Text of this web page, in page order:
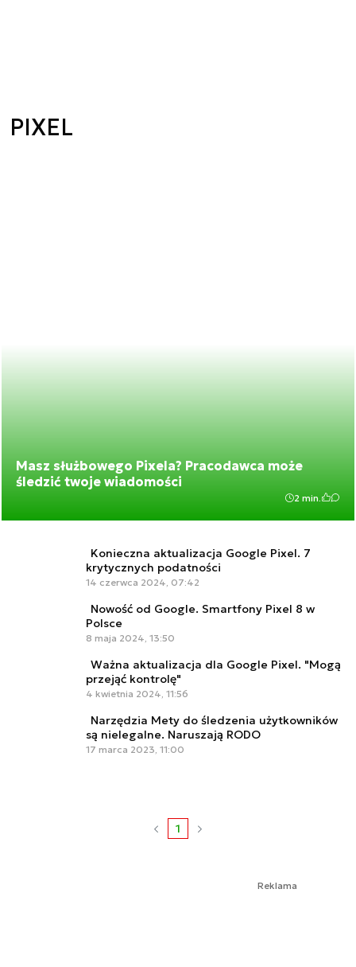
PIXEL
Masz służbowego Pixela? Pracodawca może
śledzić twoje wiadomości
2 min.
Konieczna aktualizacja Google Pixel. 7
krytycznych podatności
14 czerwca 2024, 07:42
Nowość od Google. Smartfony Pixel 8 w
Polsce
8 maja 2024, 13:50
Ważna aktualizacja dla Google Pixel. "Mogą
przejąć kontrolę"
4 kwietnia 2024, 11:56
Narzędzia Mety do śledzenia użytkowników
są nielegalne. Naruszają RODO
17 marca 2023, 11:00
1
Reklama